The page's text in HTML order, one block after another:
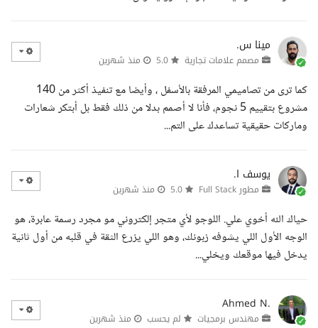
مينا س.
مصمم علامات تجارية منذ شهرين
كما ترى من تصاميمي المرفقة بالأسفل ، وأيضا مع تنفيذ أكثر من 140
مشروع بتقييم 5 نجوم، فأنا لا أصمم بدلا من ذلك فقط بل أبتكر شعارات
وماركات حقيقية تساعدك على التم...
يوسف ا.
مطور Full Stack منذ شهرين
حياك الله أخوي علي. اللوجو لأي متجر إلكتروني مو مجرد رسمة عابرة، هو
الوجه الأول اللي يشوفه زبونك، وهو اللي يزرع الثقة في قلبه من أول ثانية
يدخل فيها موقعك ويخلي...
Ahmed N.
مهندس برمجيات لم يحسب منذ شهرين